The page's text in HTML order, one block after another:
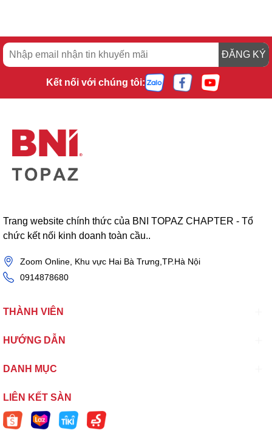
ĐĂNG KÝ
Kết nối với chúng tôi:
Trang website chính thức của BNI TOPAZ CHAPTER - Tổ
chức kết nối kinh doanh toàn cầu..
Zoom Online, Khu vực Hai Bà Trưng,TP.Hà Nội
0914878680
THÀNH VIÊN
HƯỚNG DẪN
DANH MỤC
LIÊN KẾT SÀN